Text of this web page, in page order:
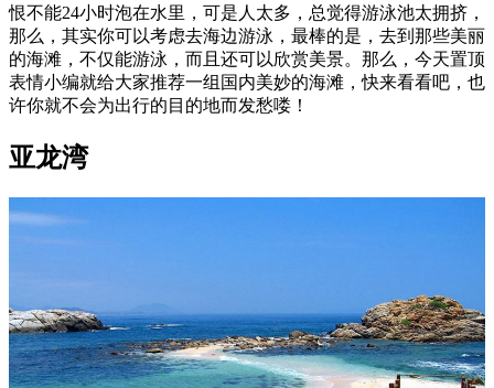
恨不能24小时泡在水里，可是人太多，总觉得游泳池太拥挤，
那么，其实你可以考虑去海边游泳，最棒的是，去到那些美丽
的海滩，不仅能游泳，而且还可以欣赏美景。那么，今天置顶
表情小编就给大家推荐一组国内美妙的海滩，快来看看吧，也
许你就不会为出行的目的地而发愁喽！
亚龙湾